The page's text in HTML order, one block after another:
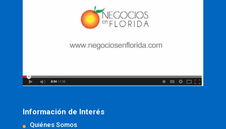
Información de Interés
Quiénes Somos